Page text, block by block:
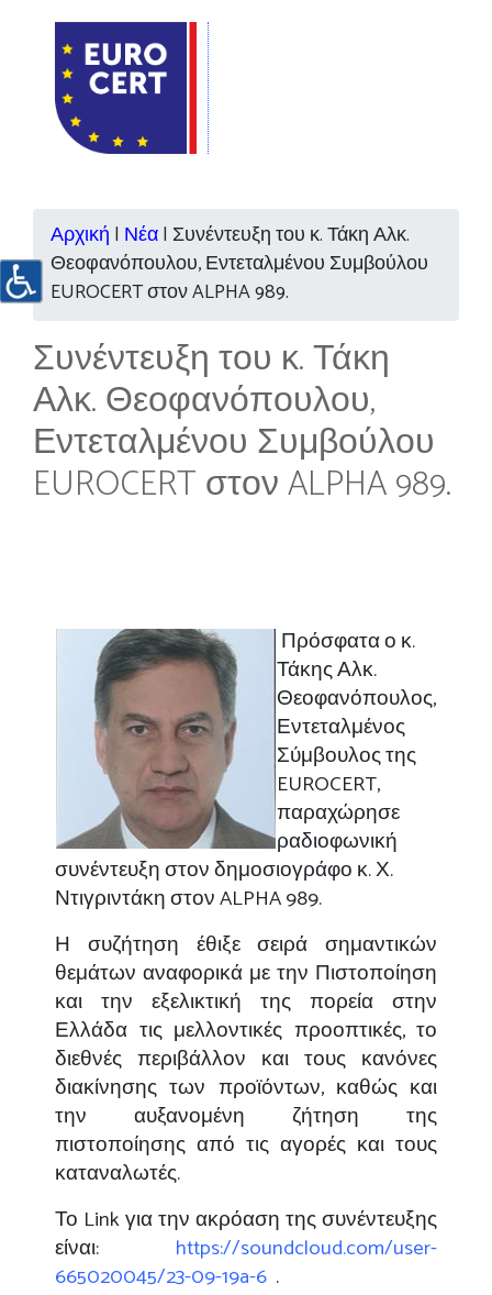
Αρχική | Νέα| Συνέντευξη του κ. Τάκη Αλκ.
Θεοφανόπουλου, Εντεταλμένου Συμβούλου
EUROCERT στον ALPHA 989.
Συνέντευξη του κ. Τάκη
Αλκ. Θεοφανόπουλου,
Εντεταλμένου Συμβούλου
EUROCERT στον ALPHA 989.
Πρόσφατα ο κ.
Τάκης Αλκ.
Θεοφανόπουλος,
Εντεταλμένος
Σύμβουλος της
EUROCERT,
παραχώρησε
ραδιοφωνική
συνέντευξη στον δημοσιογράφο κ. Χ.
Ντιγριντάκη στονALPHA989.
Η συζήτηση έθιξε σειρά σημαντικών
θεμάτων αναφορικά με την Πιστοποίηση
και την εξελικτική της πορεία στην
Ελλάδα τις μελλοντικές προοπτικές, το
διεθνές περιβάλλον και τους κανόνες
διακίνησης των προϊόντων, καθώς και
την αυξανομένη ζήτηση της
πιστοποίησης από τις αγορές και τους
καταναλωτές.
Το Linkγια την ακρόαση της συνέντευξης
είναι: https://soundcloud.com/user-
665020045/23-09-19a-6 .